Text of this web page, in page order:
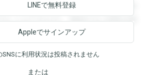
と回答を閲覧することができます。登録
ることができます。登録すると回答を閲
。
LINEで無料登録
Appleでサインアップ
に利用状況は投稿されません
または